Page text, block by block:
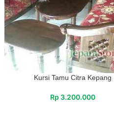
Kursi Tamu Citra Kepang
Rp 3.200.000